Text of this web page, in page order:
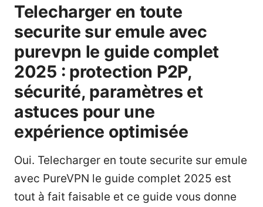
Telecharger en toute
securite sur emule avec
purevpn le guide complet
2025 : protection P2P,
sécurité, paramètres et
astuces pour une
expérience optimisée
Oui. Telecharger en toute securite sur emule
avec PureVPN le guide complet 2025 est
tout à fait faisable et ce guide vous donne